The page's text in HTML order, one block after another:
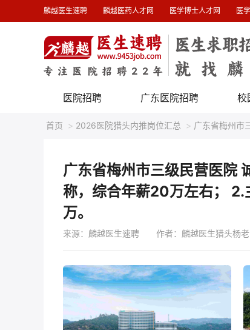
麟越医生速聘 麟越医药人才网 医学博士人才网 医
医院招聘 广东医院招聘 校
首页 > 2026医院猎头内推岗位汇总 > 广东省梅州市
广东省梅州市三级民营医院
称，综合年薪20万左右；
万。
来源：麟越医生速聘 作者：麟越医生猎头杨